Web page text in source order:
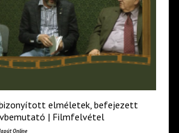
elméletek, befejezett
| Filmfelvétel
Online